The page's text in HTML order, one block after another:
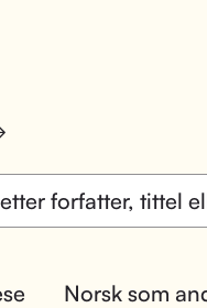
Norsk som